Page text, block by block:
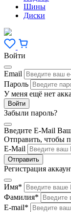
Шины
Диски
Войти
Email
Пароль
У меня ещё нет
Забыли пароль?
Введите E-Mail
Отправить, чтобы
E-Mail
Регистрация
Имя*
Фамилия*
E-mail*